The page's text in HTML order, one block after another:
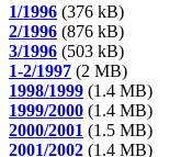
1/1996 (376 kB)
2/1996 (876 kB)
3/1996 (503 kB)
1-2/1997 (2 MB)
1998/1999 (1.4 MB)
1999/2000 (1.4 MB)
2000/2001 (1.5 MB)
2001/2002 (1.4 MB)